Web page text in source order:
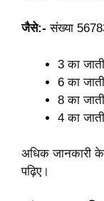
जैसे:-संख्या
3 का
6 का
8 का
4 का
अधिक जानकारी
पढ़िए।